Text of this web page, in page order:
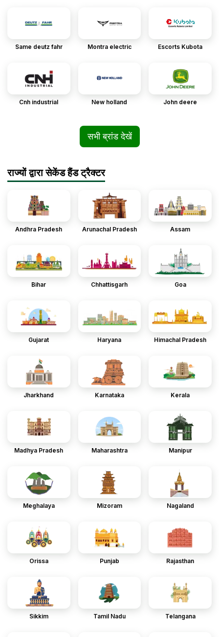
Same deutz fahr Montra electric Escorts Kubota
Cnh industrial New holland John deere
सभी ब्रांड देखें
राज्यों द्वारा सेकेंड हैंड ट्रैक्टर
Andhra Pradesh Arunachal Pradesh Assam
Bihar Chhattisgarh Goa
Gujarat Haryana Himachal Pradesh
Jharkhand Karnataka Kerala
Madhya Pradesh Maharashtra Manipur
Meghalaya Mizoram Nagaland
Orissa Punjab Rajasthan
Sikkim Tamil Nadu Telangana